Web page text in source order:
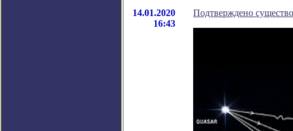
14.01.2020
16:43
Подтверждено